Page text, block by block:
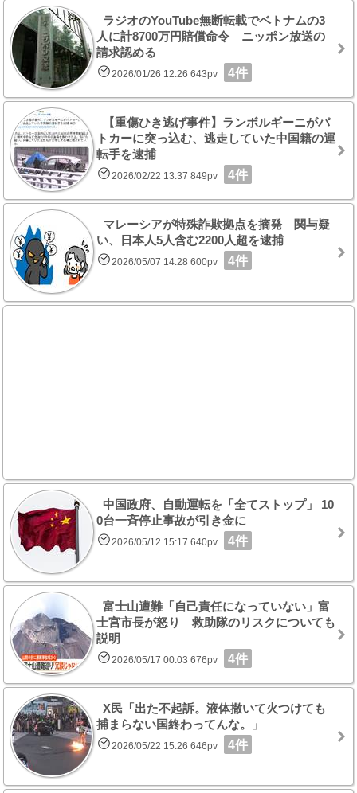
ラジオのYouTube無断転載でベトナムの3
人に計8700万円賠償命令 ニッポン放送の
請求認める
2026/01/26 12:26 643pv 4件
【重傷ひき逃げ事件】ランボルギーニがパ
トカーに突っ込む、逃走していた中国籍の運
転手を逮捕
2026/02/22 13:37 849pv 4件
マレーシアが特殊詐欺拠点を摘発 関与疑
い、日本人5人含む2200人超を逮捕
2026/05/07 14:28 600pv 4件
中国政府、自動運転を「全てストップ」 10
0台一斉停止事故が引き金に
2026/05/12 15:17 640pv 4件
富士山遭難「自己責任になっていない」富
士宮市長が怒り 救助隊のリスクについても
説明
2026/05/17 00:03 676pv 4件
X民「出た不起訴。液体撒いて火つけても
捕まらない国終わってんな。」
2026/05/22 15:26 646pv 4件